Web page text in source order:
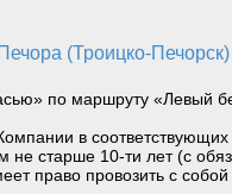
по маршруту «Левый
в соответствующих
не старше 10-ти лет (с
право провозить с